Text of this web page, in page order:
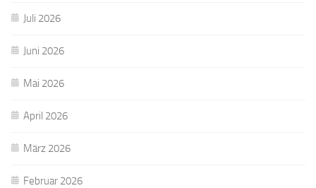
Juli 2026
Juni 2026
Mai 2026
April 2026
März 2026
Februar 2026